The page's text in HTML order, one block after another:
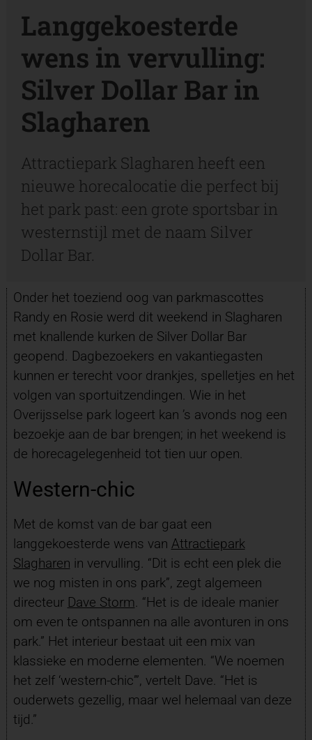
Langgekoesterde
wens in vervulling:
Silver Dollar Bar in
Slagharen
Attractiepark Slagharen heeft een
nieuwe horecalocatie die perfect bij
het park past: een grote sportsbar in
westernstijl met de naam Silver
Dollar Bar.
Onder het toeziend oog van parkmascottes
Randy en Rosie werd dit weekend in Slagharen
met knallende kurken de Silver Dollar Bar
geopend. Dagbezoekers en vakantiegasten
kunnen er terecht voor drankjes, spelletjes en het
volgen van sportuitzendingen. Wie in het
Overijsselse park logeert kan ’s avonds nog een
bezoekje aan de bar brengen; in het weekend is
de horecagelegenheid tot tien uur open.
Western-chic
Met de komst van de bar gaat een
langgekoesterde wens van Attractiepark
Slagharen in vervulling. “Dit is echt een plek die
we nog misten in ons park”, zegt algemeen
directeur Dave Storm. “Het is de ideale manier
om even te ontspannen na alle avonturen in ons
park.” Het interieur bestaat uit een mix van
klassieke en moderne elementen. “We noemen
het zelf ‘western-chic’”, vertelt Dave. “Het is
ouderwets gezellig, maar wel helemaal van deze
tijd.”